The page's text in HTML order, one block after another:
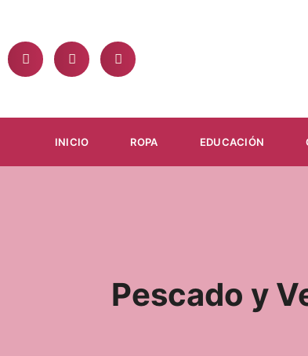
contenido
INICIO ROPA EDUCACIÓN
Pescado y